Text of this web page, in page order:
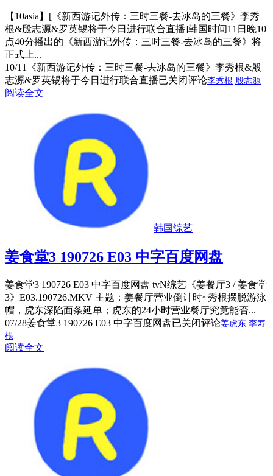
【10asia】[《新西游记外传：三时三餐-去冰岛的三餐》李秀
根&殷志源&罗英锡将于今日进行联合直播]韩国时间11日晚10
点40分播出的《新西游记外传：三时三餐-去冰岛的三餐》将
正式上...
10/11
《新西游记外传：三时三餐-去冰岛的三餐》李秀根&殷
志源&罗英锡将于今日进行联合直播已关闭评论李秀根 殷志源
阅读全文
韩国综艺
姜食堂3 190726 E03 中字百度网盘
姜食堂3 190726 E03 中字百度网盘 tvN综艺《姜餐厅3 / 姜食堂
3》E03.190726.MKV 主题：姜餐厅营业倒计时~秀根摆脱游泳
帽，虎东深陷面条延单；虎东的24小时营业餐厅究竟能否...
07/28姜食堂3 190726 E03 中字百度网盘已关闭评论姜虎东 李寿
根
阅读全文